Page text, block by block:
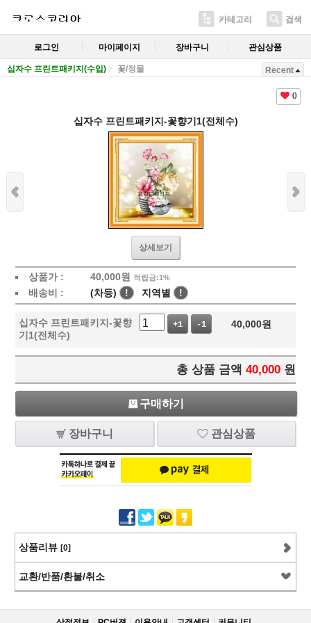
카테고리 검색
로그인 마이페이지 장바구니 관심상품
십자수 프린트패키지(수입) 꽃/정물 Recent
0
십자수 프린트패키지-꽃향기1(전체수)
상세보기
상품가 : 40,000원 적립금:1%
배송비 : (차등) ! 지역별 !
십자수 프린트패키지-꽃향
기1(전체수)
+1 -1 40,000원
총 상품 금액 40,000 원
구매하기
장바구니 관심상품
상품리뷰 [0]
교환/반품/환불/취소